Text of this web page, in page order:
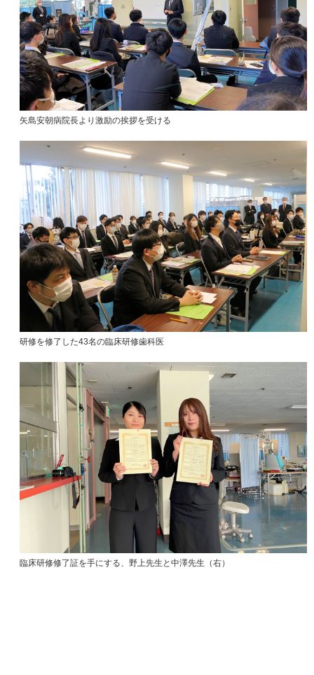
矢島安朝病院長より激励の挨拶を受ける
研修を修了した43名の臨床研修歯科医
臨床研修修了証を手にする、野上先生と中澤先生（右）